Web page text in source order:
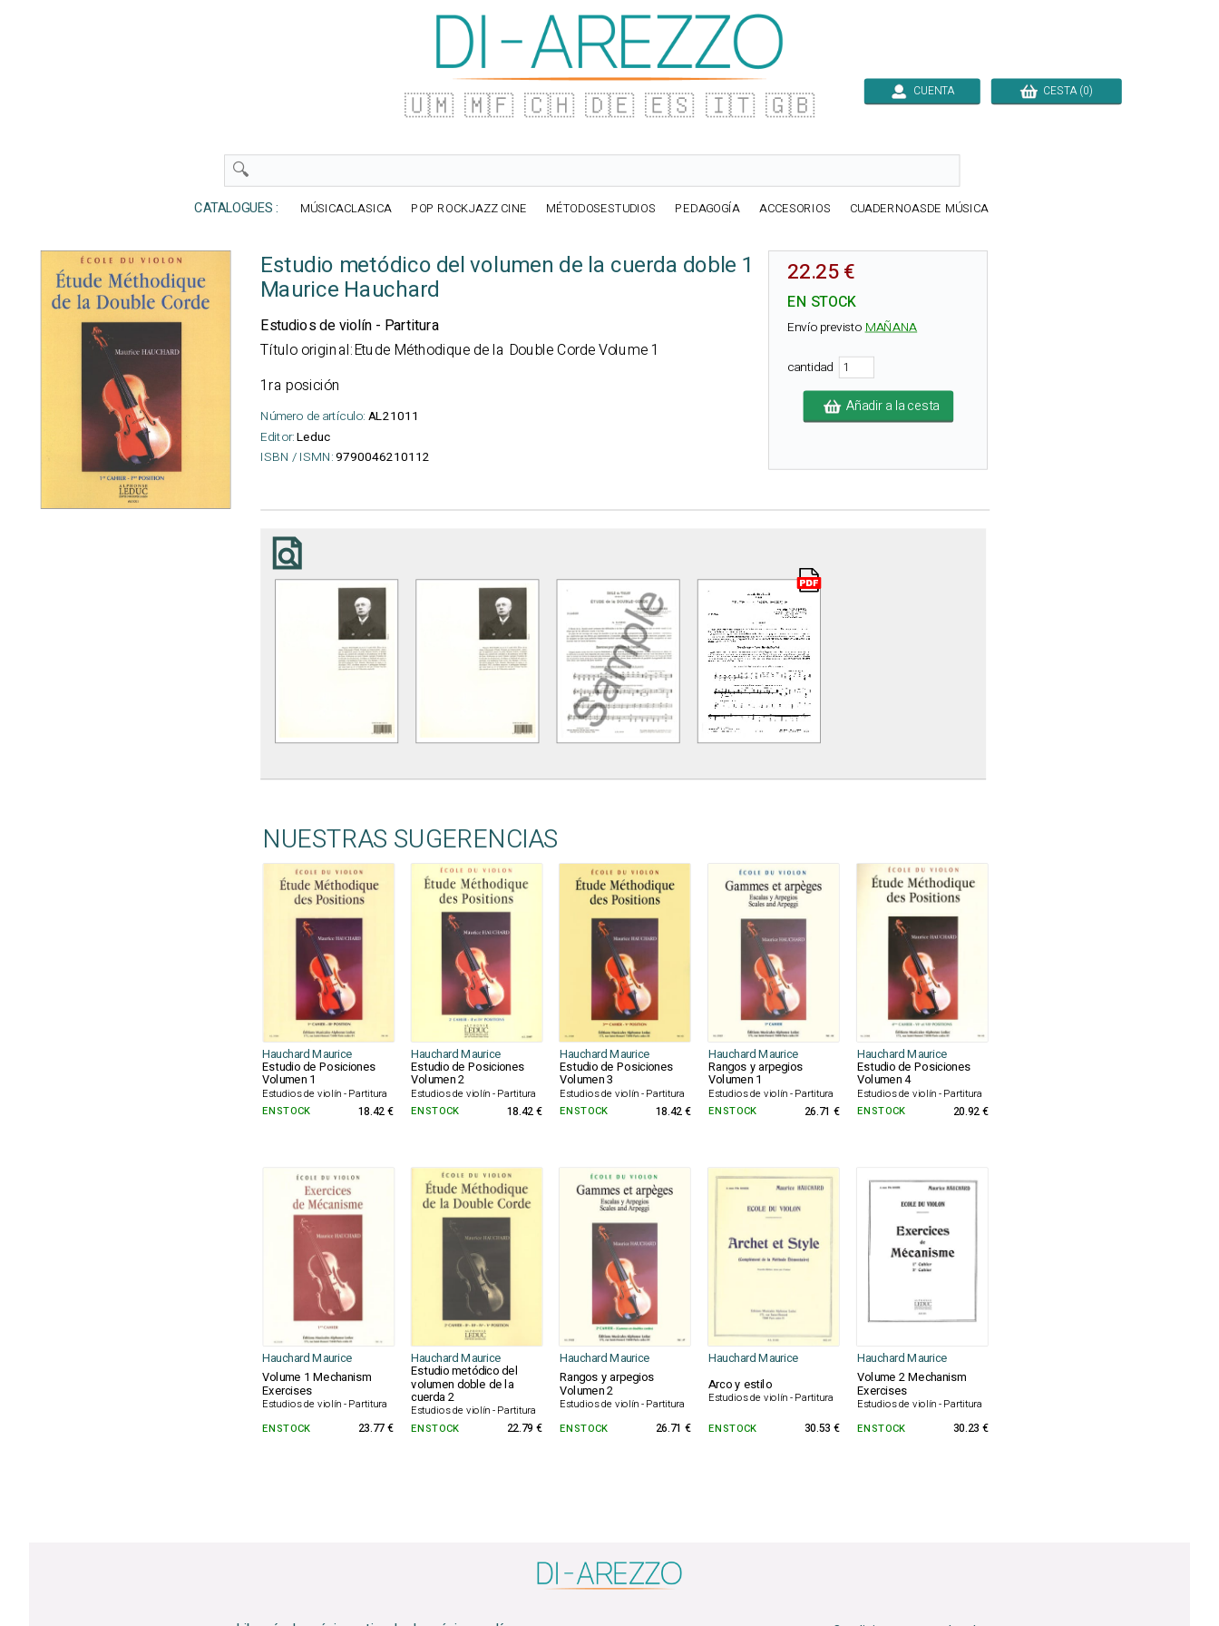
🇺🇲 🇲🇫 🇨🇭 🇩🇪 🇪🇸 🇮🇹 🇬🇧 CUENTA CESTA (0)
CATALOGUES : MÚSICACLASICA POP ROCKJAZZ CINE MÉTODOSESTUDIOS PEDAGOGÍA ACCESORIOS CUADERNOASDE MÚSICA
Estudio metódico del volumen de la cuerda doble 1
Maurice Hauchard
Estudios de violín - Partitura
Título original:Etude Méthodique de la Double Corde Volume 1
1ra posición
Número de artículo: AL21011
Editor:Leduc
ISBN / ISMN:9790046210112
22.25 €
EN STOCK
Envío previstoMAÑANA
cantidad
Añadir a la cesta
NUESTRAS SUGERENCIAS
Hauchard Maurice Hauchard Maurice Hauchard Maurice Hauchard Maurice Hauchard Maurice
Estudio de Posiciones
Volumen 1
Estudios de violín - Partitura
Estudio de Posiciones
Volumen 2
Estudios de violín - Partitura
Estudio de Posiciones
Volumen 3
Estudios de violín - Partitura
Rangos y arpegios
Volumen 1
Estudios de violín - Partitura
Estudio de Posiciones
Volumen 4
Estudios de violín - Partitura
EN STOCK 18.42 € EN STOCK 18.42 € EN STOCK 18.42 € EN STOCK 26.71 € EN STOCK 20.92 €
Hauchard Maurice Hauchard Maurice Hauchard Maurice Hauchard Maurice Hauchard Maurice
Volume 1 Mechanism
Exercises
Estudios de violín - Partitura
Estudio metódico del
volumen doble de la
cuerda 2
Estudios de violín - Partitura
Rangos y arpegios
Volumen 2
Estudios de violín - Partitura
Arco y estilo
Estudios de violín - Partitura
Volume 2 Mechanism
Exercises
Estudios de violín - Partitura
EN STOCK
23.77 € EN STOCK 22.79 € EN STOCK 26.71 € EN STOCK 30.53 € EN STOCK 30.23 €